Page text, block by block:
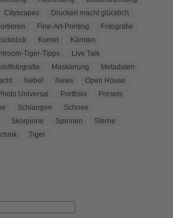
Cityscapes
Drucken macht glücklich
Fine-Art-Printing
Fotografie
Komet
Kärnten
Tiger-Tipps
Live Talk
Maskierung
Metadaten
Nebel News
Open House
Universal Portfolio
Presets
Schlangen
Schnee
Skorpione Spinnen
Sterne
Tiger